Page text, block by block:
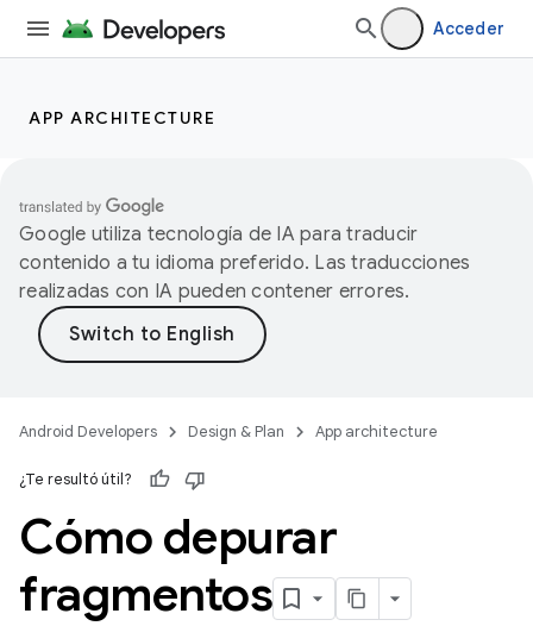
Acceder
APP ARCHITECTURE
Google utiliza tecnología de IA para traducir
contenido a tu idioma preferido. Las traducciones
realizadas con IA pueden contener errores.
Android Developers Design & Plan App architecture
¿Te resultó útil?
Cómo depurar
fragmentos